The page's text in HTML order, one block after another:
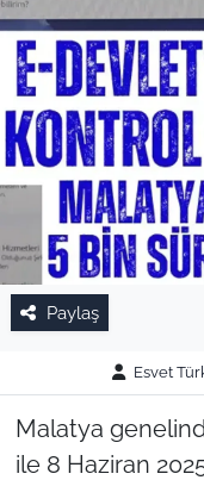
Paylaş
Esvet
Malatya
ile 8 Haziran